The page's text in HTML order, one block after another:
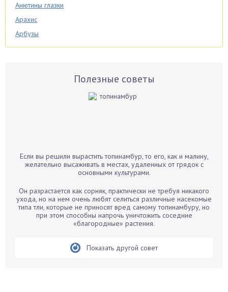
Анютины глазки
Арахис
Арбузы
Аспарагус
Бархатцы
Белые грибы
Бирючина
Бобовые
Полезные советы
Если вы решили вырастить топинамбур, то его, как и малину,
желательно высаживать в местах, удаленных от грядок с
основными культурами.
Он разрастается как сорняк, практически не требуя никакого
ухода, но на нем очень любят селиться различные насекомые
типа тли, которые не приносят вред самому топинамбуру, но
при этом способны напрочь уничтожить соседние
«благородные» растения.
Показать другой совет